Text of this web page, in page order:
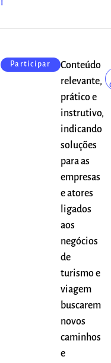
Participar
Conteúdo
relevante,
prático e
instrutivo,
indicando
soluções
para as
empresas
e atores
ligados
aos
negócios
de
turismo e
viagem
buscarem
novos
caminhos
e